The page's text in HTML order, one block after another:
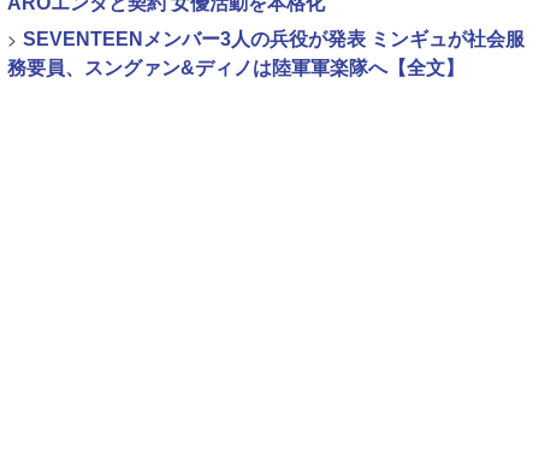
> SEVENTEENメンバー3人の兵役が発表 ミンギュが社会服
務要員、スングァン&ディノは陸軍軍楽隊へ【全文】